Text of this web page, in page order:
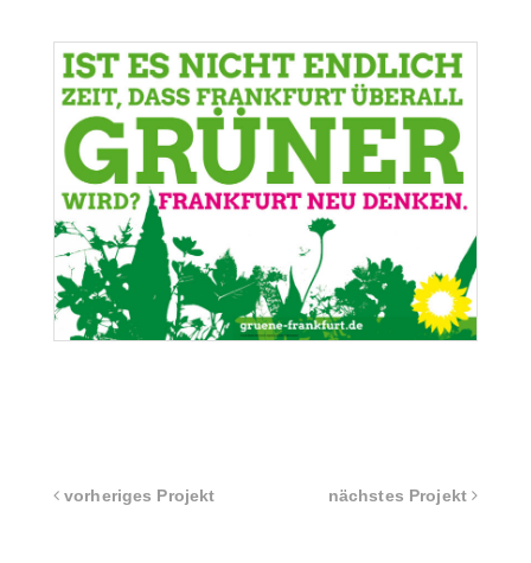
vorheriges Projekt nächstes Projekt